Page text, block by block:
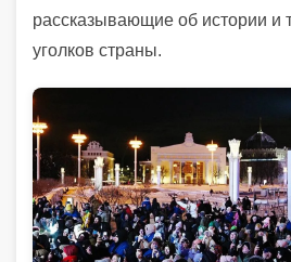
рассказывающие об истории и
уголков страны.